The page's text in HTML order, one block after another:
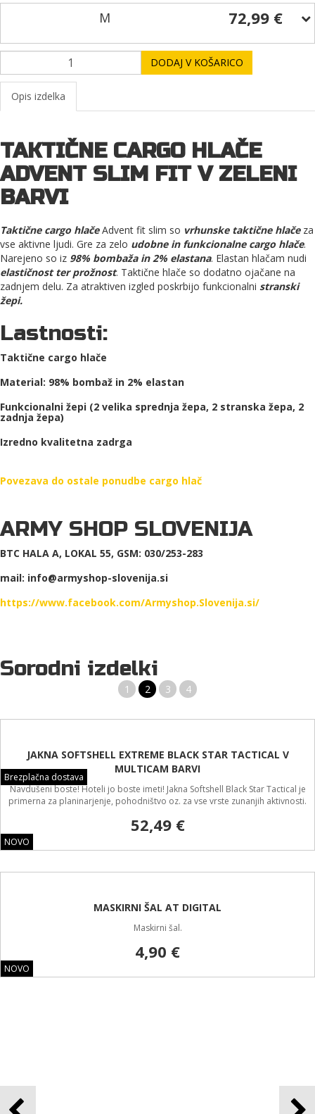
M 72,99 €
DODAJ V KOŠARICO
Opis izdelka
TAKTIČNE CARGO HLAČE
ADVENT SLIM FIT V ZELENI
BARVI
Taktične cargo hlačeAdvent fit slim so vrhunske taktične hlačeza
vse aktivne ljudi. Gre za zelo udobne in funkcionalne cargo hlače.
Narejeno so iz 98% bombaža in 2% elastana. Elastan hlačam nudi
elastičnost ter prožnost. Taktične hlače so dodatno ojačane na
zadnjem delu. Za atraktiven izgled poskrbijo funkcionalni stranski
žepi.
Lastnosti:
Taktične cargo hlače
Material: 98% bombaž in 2% elastan
Funkcionalni žepi (2 velika sprednja žepa, 2 stranska žepa, 2
zadnja žepa)
Izredno kvalitetna zadrga
Povezava do ostale ponudbe cargo hlač
ARMY SHOP SLOVENIJA
BTC HALA A, LOKAL 55, GSM: 030/253-283
mail: info@armyshop-slovenija.si
https://www.facebook.com/Armyshop.Slovenija.si/
Sorodni izdelki
1 2 3 4
NOVO
Brezplačna dostava